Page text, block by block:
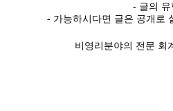
- 글의 유
- 가능하시다면 글은 공개 로
비영리분야의 전문 회